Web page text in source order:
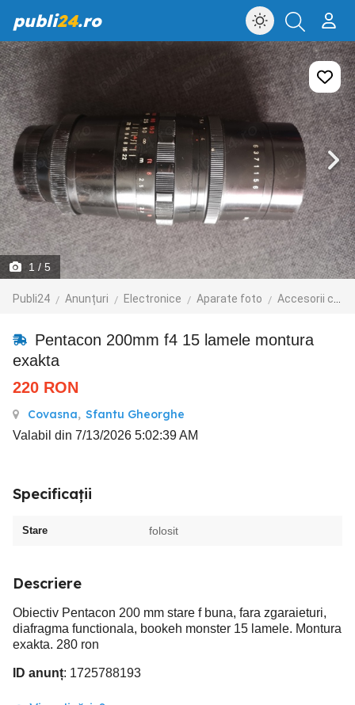
publi24.ro
1 / 5
Publi24 Anunțuri Electronice Aparate foto Accesorii camere foto
Pentacon 200mm f4 15 lamele montura
exakta
220 RON
Covasna, Sfantu Gheorghe
Valabil din 7/13/2026 5:02:39 AM
Specificații
Stare folosit
Descriere
Obiectiv Pentacon 200 mm stare f buna, fara zgaraieturi,
diafragma functionala, bookeh monster 15 lamele. Montura
exakta. 280 ron
ID anunț: 1725788193